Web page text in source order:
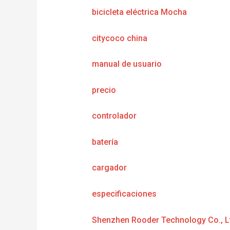
bicicleta eléctrica Mocha
citycoco china
manual de usuario
precio
controlador
batería
cargador
especificaciones
Shenzhen Rooder Technology Co.,